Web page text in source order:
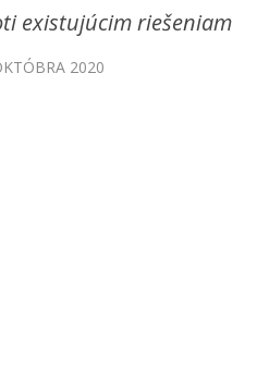
existujúcim riešeniam
2020